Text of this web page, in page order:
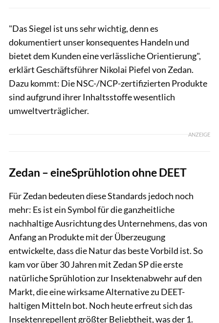
"Das Siegel ist uns sehr wichtig, denn es
dokumentiert unser konsequentes Handeln und
bietet dem Kunden eine verlässliche Orientierung",
erklärt Geschäftsführer Nikolai Piefel von Zedan.
Dazu kommt: Die NSC-/NCP-zertifizierten Produkte
sind aufgrund ihrer Inhaltsstoffe wesentlich
umweltverträglicher.
ANZEIGE
Zedan – eineSprühlotion ohne DEET
Für Zedan bedeuten diese Standards jedoch noch
mehr: Es ist ein Symbol für die ganzheitliche
nachhaltige Ausrichtung des Unternehmens, das von
Anfang an Produkte mit der Überzeugung
entwickelte, dass die Natur das beste Vorbild ist. So
kam vor über 30 Jahren mit Zedan SP die erste
natürliche Sprühlotion zur Insektenabwehr auf den
Markt, die eine wirksame Alternative zu DEET-
haltigen Mitteln bot. Noch heute erfreut sich das
Insektenrepellent größter Beliebtheit, was der 1.